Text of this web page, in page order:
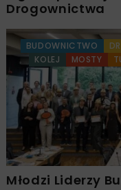
Drogownictwa
BUDOWNICTWO
KOLEJ
MOSTY
Młodzi Liderzy